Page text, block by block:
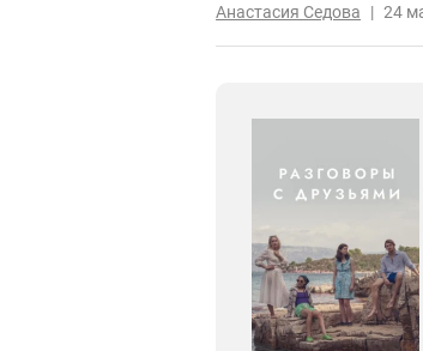
Анастасия Седова | 24